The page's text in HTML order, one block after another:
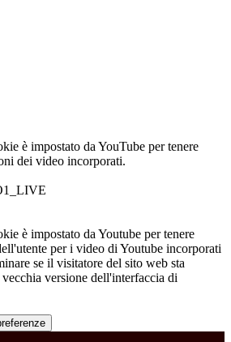
è impostato da YouTube per tenere
dei video incorporati.
è impostato da Youtube per tenere
per i video di Youtube incorporati
se il visitatore del sito web sta
versione dell'interfaccia di